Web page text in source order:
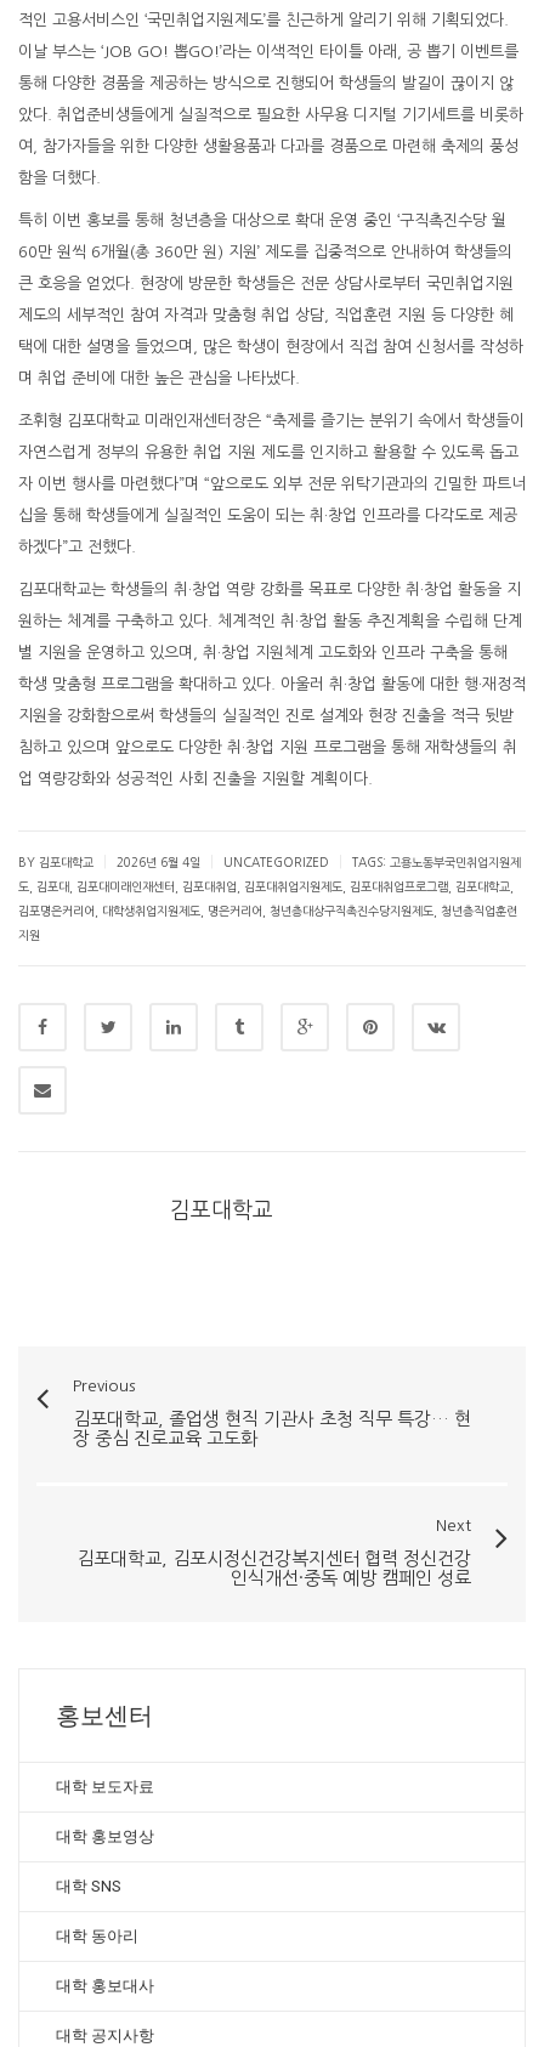
적인 고용서비스인 ‘국민취업지원제도’를 친근하게 알리기 위해 기획되었다.
이날 부스는 ‘JOB GO! 뽑GO!’라는 이색적인 타이틀 아래, 공 뽑기 이벤트를
통해 다양한 경품을 제공하는 방식으로 진행되어 학생들의 발길이 끊이지 않
았다. 취업준비생들에게 실질적으로 필요한 사무용 디지털 기기세트를 비롯하
여, 참가자들을 위한 다양한 생활용품과 다과를 경품으로 마련해 축제의 풍성
함을 더했다.
특히 이번 홍보를 통해 청년층을 대상으로 확대 운영 중인 ‘구직촉진수당 월
60만 원씩 6개월(총 360만 원) 지원’ 제도를 집중적으로 안내하여 학생들의
큰 호응을 얻었다. 현장에 방문한 학생들은 전문 상담사로부터 국민취업지원
제도의 세부적인 참여 자격과 맞춤형 취업 상담, 직업훈련 지원 등 다양한 혜
택에 대한 설명을 들었으며, 많은 학생이 현장에서 직접 참여 신청서를 작성하
며 취업 준비에 대한 높은 관심을 나타냈다.
조휘형 김포대학교 미래인재센터장은 “축제를 즐기는 분위기 속에서 학생들이
자연스럽게 정부의 유용한 취업 지원 제도를 인지하고 활용할 수 있도록 돕고
자 이번 행사를 마련했다”며 “앞으로도 외부 전문 위탁기관과의 긴밀한 파트너
십을 통해 학생들에게 실질적인 도움이 되는 취·창업 인프라를 다각도로 제공
하겠다”고 전했다.
김포대학교는 학생들의 취·창업 역량 강화를 목표로 다양한 취·창업 활동을 지
원하는 체계를 구축하고 있다. 체계적인 취·창업 활동 추진계획을 수립해 단계
별 지원을 운영하고 있으며, 취·창업 지원체계 고도화와 인프라 구축을 통해
학생 맞춤형 프로그램을 확대하고 있다. 아울러 취·창업 활동에 대한 행·재정적
지원을 강화함으로써 학생들의 실질적인 진로 설계와 현장 진출을 적극 뒷받
침하고 있으며 앞으로도 다양한 취·창업 지원 프로그램을 통해 재학생들의 취
업 역량강화와 성공적인 사회 진출을 지원할 계획이다.
BY 김포대학교 2026년 6월 4일 UNCATEGORIZED TAGS: 고용노동부국민취업지원제
도
김포대 김포대미래인재센터 김포대취업 김포대취업지원제도 김포대취업프로그램 김포대학교
김포명은커리어
대학생취업지원제도 명은커리어 청년층대상구직촉진수당지원제도
청년층직업훈련
지원
김포대학교
Previous
김포대학교, 졸업생 현직 기관사 초청 직무 특강… 현
장 중심 진로교육 고도화
Next
김포대학교, 김포시정신건강복지센터 협력 정신건강
인식개선·중독 예방 캠페인 성료
홍보센터
대학 보도자료
대학 홍보영상
대학 SNS
대학 동아리
대학 홍보대사
대학 공지사항